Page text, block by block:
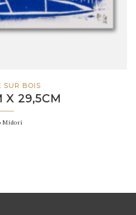
SUR BOIS
X 29,5CM
Midori